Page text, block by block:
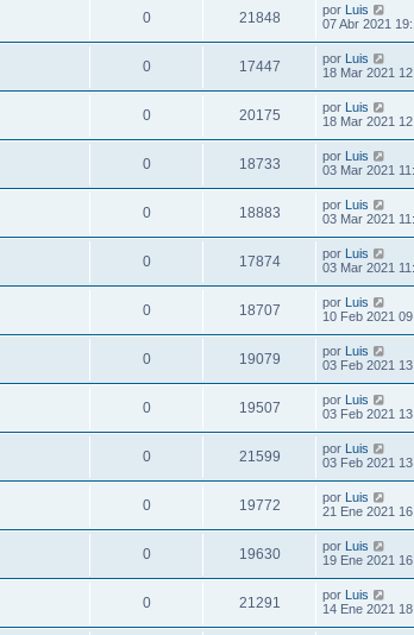
0 21848 por Luis
07 Abr 2021
0 17447 por Luis
18 Mar 2021
0 20175 por Luis
18 Mar 2021
0 18733 por Luis
03 Mar 2021
0 18883 por Luis
03 Mar 2021
0 17874 por Luis
03 Mar 2021
0 18707 por Luis
10 Feb 2021
0 19079 por Luis
03 Feb 2021
0 19507 por Luis
03 Feb 2021
0 21599 por Luis
03 Feb 2021
0 19772 por Luis
21 Ene 2021
0 19630 por Luis
19 Ene 2021
0 21291 por Luis
14 Ene 2021